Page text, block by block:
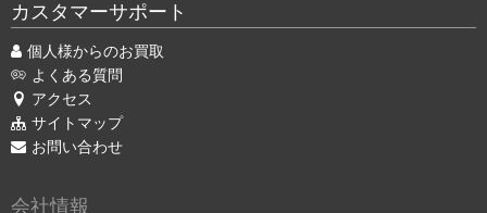
カスタマーサポート
個人様からのお買取
よくある質問
アクセス
サイトマップ
お問い合わせ
会社情報